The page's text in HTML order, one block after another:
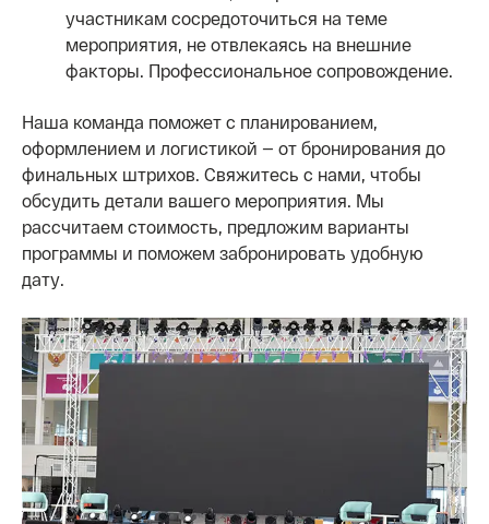
участникам сосредоточиться на теме
мероприятия, не отвлекаясь на внешние
факторы. Профессиональное сопровождение.
Наша команда поможет с планированием,
оформлением и логистикой — от бронирования до
финальных штрихов. Свяжитесь с нами, чтобы
обсудить детали вашего мероприятия. Мы
рассчитаем стоимость, предложим варианты
программы и поможем забронировать удобную
дату.